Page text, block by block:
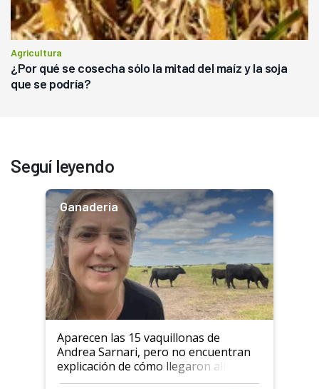
Agricultura
¿Por qué se cosecha sólo la mitad del maíz y la soja
que se podría?
Seguí leyendo
Ganadería
Aparecen las 15 vaquillonas de
Andrea Sarnari, pero no encuentran
explicación de cómo llegaron allí